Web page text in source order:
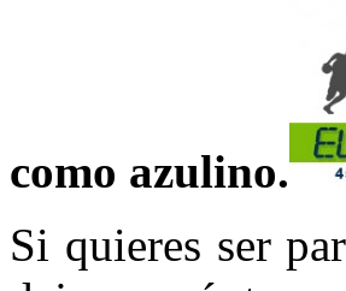
como azulino.
Si quieres ser